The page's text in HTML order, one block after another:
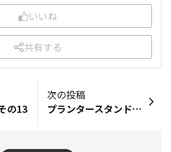
いいね
共有する
の13
次の投稿
プランタースタンドを作る、その２